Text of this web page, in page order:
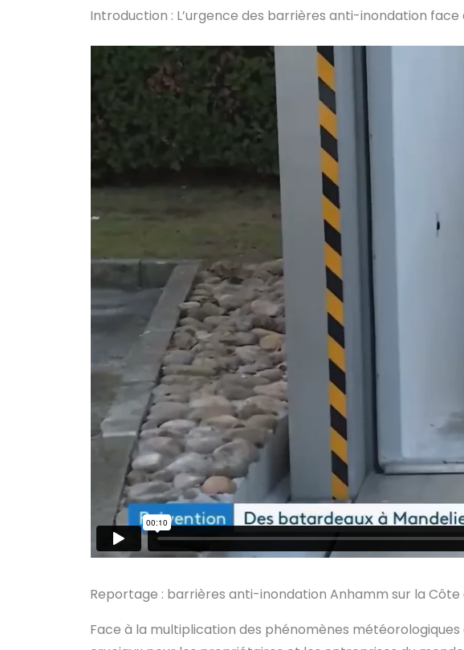
Introduction : L’urgence des barrières anti-inondation
Reportage : barrières anti-inondation Anhamm sur la Côte
Face à la multiplication des phénomènes météorologiques